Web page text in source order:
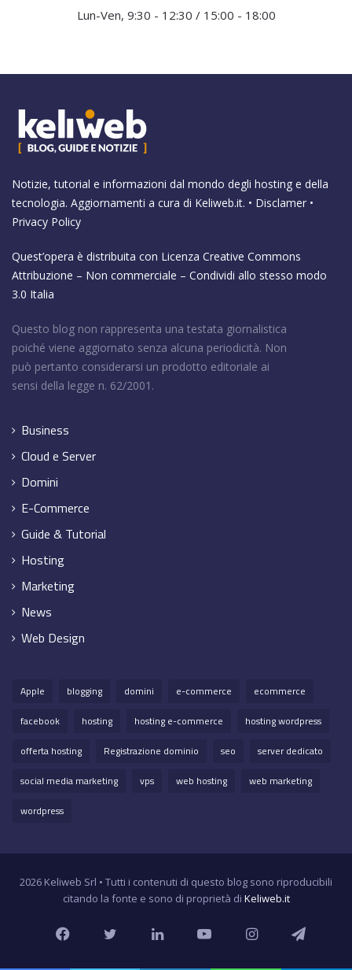
Lun-Ven, 9:30 - 12:30 / 15:00 - 18:00
Notizie, tutorial e informazioni dal mondo degli hosting e della
tecnologia. Aggiornamenti a cura di Keliweb.it. • Disclamer •
Privacy Policy
Quest’opera è distribuita con Licenza Creative Commons
Attribuzione – Non commerciale – Condividi allo stesso modo
3.0 Italia
Questo blog non rappresenta una testata giornalistica
poiché viene aggiornato senza alcuna periodicità. Non
può pertanto considerarsi un prodotto editoriale ai
sensi della legge n. 62/2001.
Business
Cloud e Server
Domini
E-Commerce
Guide & Tutorial
Hosting
Marketing
News
Web Design
Apple blogging domini e-commerce
ecommerce
facebook
hosting hosting e-commerce
hosting wordpress
offerta hosting
Registrazione dominio seo
server dedicato
social media marketing
vps web hosting
web marketing
wordpress
2026 Keliweb Srl • Tutti i contenuti di questo blog sono riproducibili
citando la fonte e sono di proprietà di Keliweb.it
FacebookTwitterLinkedInYouTubeInstagram